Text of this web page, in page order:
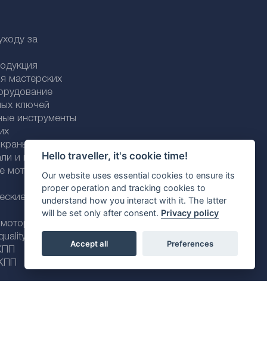
Hello traveller, it's cookie time!
Our website uses essential cookies to ensure its
proper operation and tracking cookies to
understand how you interact with it. The latter
will be set only after consent. Privacy policy
Accept all Preferences
за
мастерских
ключей
инструменты
/ трубки
и пластика
моторные
моторные
масла
line